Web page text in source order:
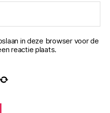
in deze browser voor de
reactie plaats.